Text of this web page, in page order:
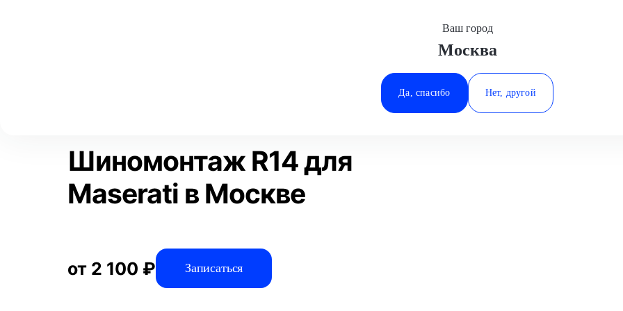
Минеральные Воды
Ростов-на-Дону
Ставрополь
Ваш город
Москва
Да, спасибо Нет, другой
Шиномонтаж R14 Maserati
Статьи
Шиномонтаж R14 для
Maserati в Москве
от 2 100 ₽ Записаться